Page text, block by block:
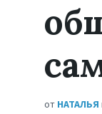
от НАТАЛЬЯ